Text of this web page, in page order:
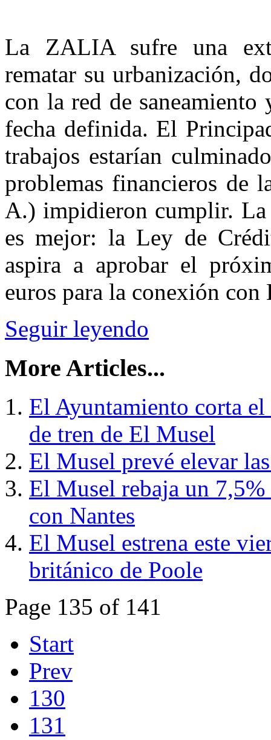
La ZALIA sufre una
rematar su urbanización,
con la red de
fecha definida. El
trabajos estarían
problemas financieros de
A.) impidieron cumplir. La
es mejor: la Ley de
aspira a aprobar el
euros para la conexión con
Seguir leyendo
More Articles...
El Ayuntamiento corta el
de tren de El Musel
El Musel prevé elevar
El Musel rebaja un 7,5%
con Nantes
El Musel estrena este
británico de Poole
Page 135 of 141
Start
Prev
130
131